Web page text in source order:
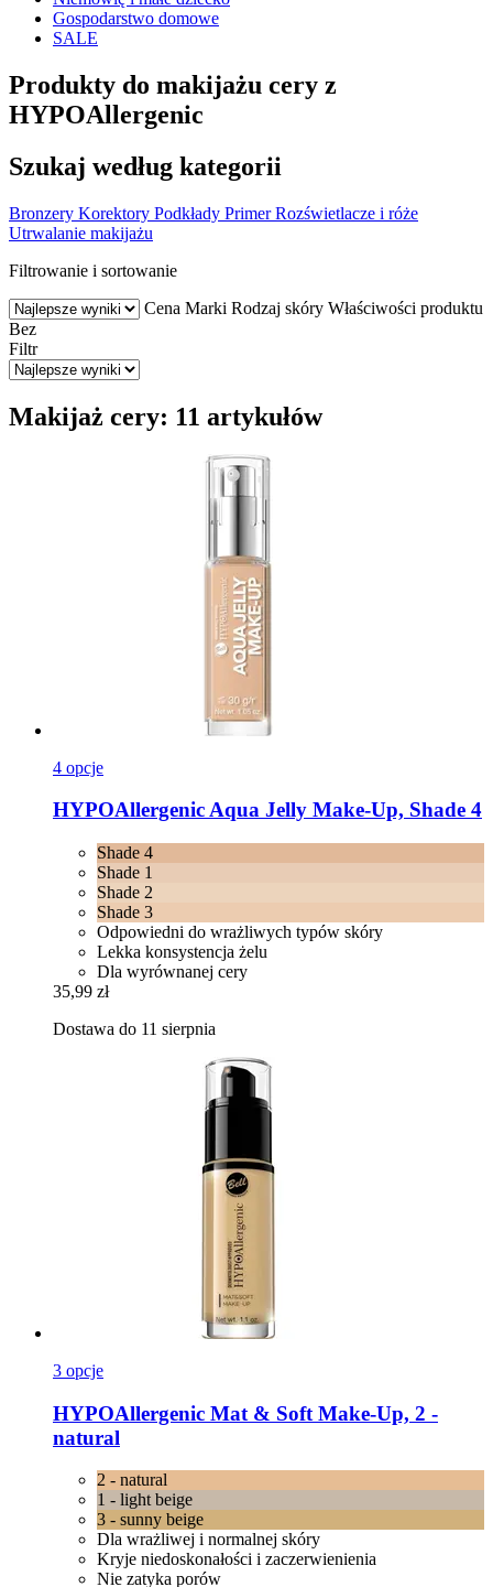
Gospodarstwo domowe
SALE
Produkty do makijażu cery z
HYPOAllergenic
Szukaj według kategorii
Bronzery Korektory Podkłady Primer Rozświetlacze i róże
Utrwalanie makijażu
Filtrowanie i sortowanie
Cena Marki Rodzaj skóry Właściwości produktu
Bez
Filtr
Makijaż cery: 11 artykułów
4 opcje
HYPOAllergenicAqua Jelly Make-​Up, Shade 4
Shade 4
Shade 1
Shade 2
Shade 3
Odpowiedni do wrażliwych typów skóry
Lekka konsystencja żelu
Dla wyrównanej cery
35,99 zł
Dostawa do 11 sierpnia
3 opcje
HYPOAllergenic Mat & Soft Make-​Up, 2 -​
natural
2 - natural
1 - light beige
3 - sunny beige
Dla wrażliwej i normalnej skóry
Kryje niedoskonałości i zaczerwienienia
Nie zatyka porów